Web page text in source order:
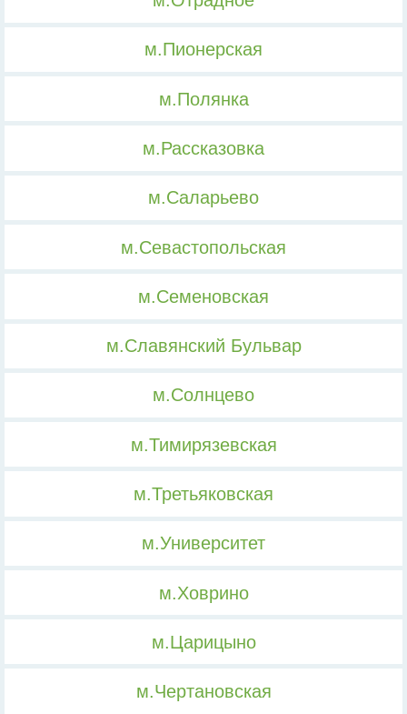
м.Пионерская
м.Полянка
м.Рассказовка
м.Саларьево
м.Севастопольская
м.Семеновская
м.Славянский Бульвар
м.Солнцево
м.Тимирязевская
м.Третьяковская
м.Университет
м.Ховрино
м.Царицыно
м.Чертановская